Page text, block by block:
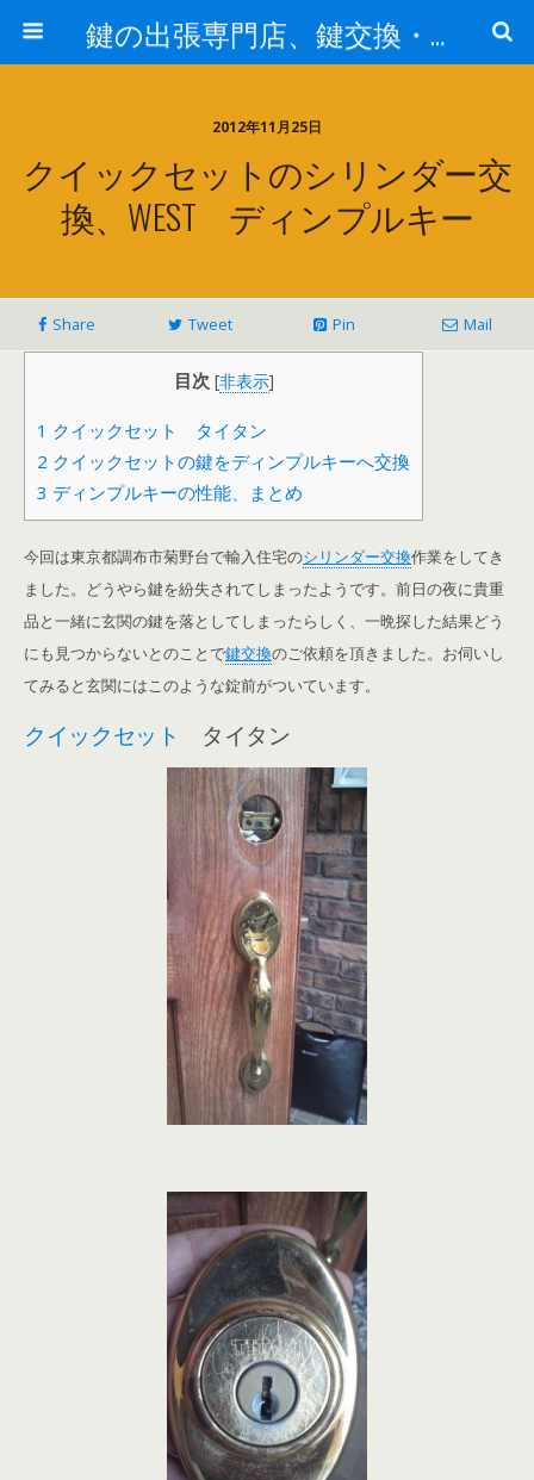
鍵の出張専門店、鍵交換・修理が格安料金/東京・埼玉・さいたま市
2012年11月25日
クイックセットのシリンダー交
換、WEST ディンプルキー
Share Tweet Pin Mail
目次 [非表示]
1 クイックセット タイタン
2 クイックセットの鍵をディンプルキーへ交換
3 ディンプルキーの性能、まとめ
今回は東京都調布市菊野台で輸入住宅のシリンダー交換作業をしてき
ました。どうやら鍵を紛失されてしまったようです。 前日の夜に貴重
品と一緒に玄関の鍵を落としてしまったらしく、一晩探した結果どう
にも見つからないとのことで鍵交換のご依頼を頂きました。お伺いし
てみると玄関にはこのような錠前がついています。
クイックセット タイタン